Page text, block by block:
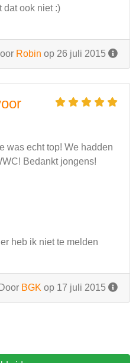
dat ook niet :)
Robin op 26 juli 2015
was echt top! We hadden
Bedankt jongens!
heb ik niet te melden
Door BGK op 17 juli 2015